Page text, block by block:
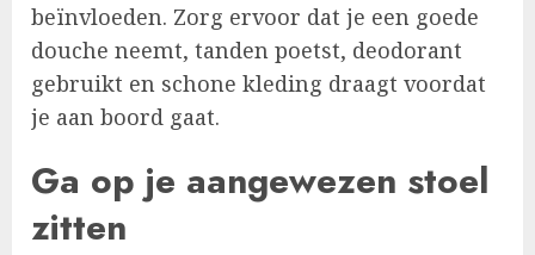
beïnvloeden. Zorg ervoor dat je een goede
douche neemt, tanden poetst, deodorant
gebruikt en schone kleding draagt voordat
je aan boord gaat.
Ga op je aangewezen stoel
zitten